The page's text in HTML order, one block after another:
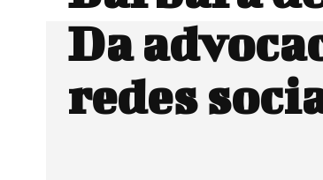
Da
redes